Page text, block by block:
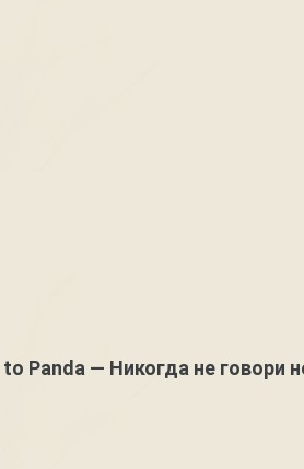
to Panda — Никогда не говори